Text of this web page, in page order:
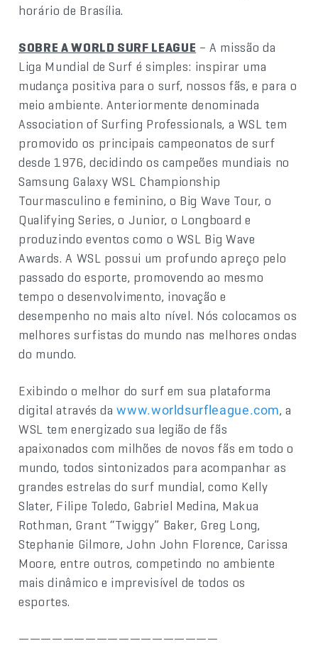
horário de Brasília.
SOBRE A WORLD SURF LEAGUE – A missão da
Liga Mundial de Surf é simples: inspirar uma
mudança positiva para o surf, nossos fãs, e para o
meio ambiente. Anteriormente denominada
Association of Surfing Professionals, a WSL tem
promovido os principais campeonatos de surf
desde 1976, decidindo os campeões mundiais no
Samsung Galaxy WSL Championship
Tourmasculino e feminino, o Big Wave Tour, o
Qualifying Series, o Junior, o Longboard e
produzindo eventos como o WSL Big Wave
Awards. A WSL possui um profundo apreço pelo
passado do esporte, promovendo ao mesmo
tempo o desenvolvimento, inovação e
desempenho no mais alto nível. Nós colocamos os
melhores surfistas do mundo nas melhores ondas
do mundo.
Exibindo o melhor do surf em sua plataforma
digital através dawww.worldsurfleague.com, a
WSL tem energizado sua legião de fãs
apaixonados com milhões de novos fãs em todo o
mundo, todos sintonizados para acompanhar as
grandes estrelas do surf mundial, como Kelly
Slater, Filipe Toledo, Gabriel Medina, Makua
Rothman, Grant “Twiggy” Baker, Greg Long,
Stephanie Gilmore, John John Florence, Carissa
Moore, entre outros, competindo no ambiente
mais dinâmico e imprevisível de todos os
esportes.
——————————————————